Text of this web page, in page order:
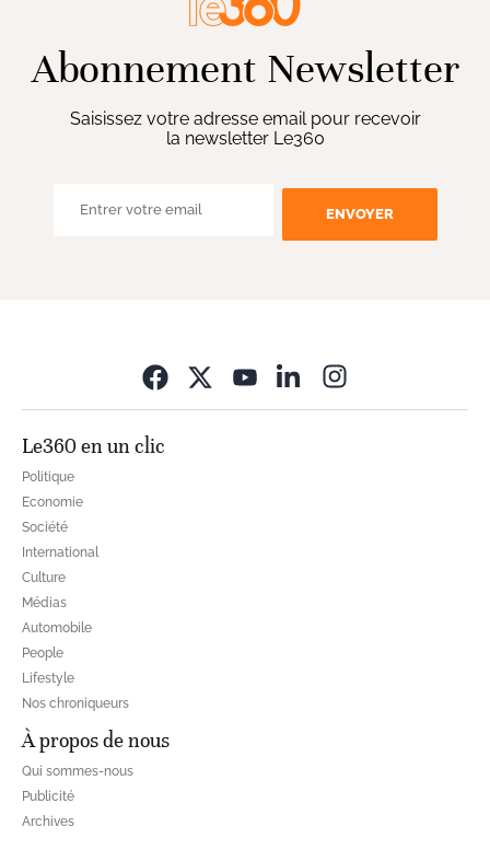
Abonnement Newsletter
Saisissez votre adresse email pour recevoir
la newsletter Le360
ENVOYER
Le360 en un clic
Politique
Economie
Société
International
Culture
Médias
Automobile
People
Lifestyle
Nos chroniqueurs
À propos de nous
Qui sommes-nous
Publicité
Archives